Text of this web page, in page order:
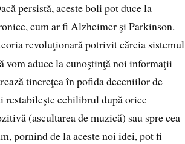
persistă, aceste boli pot duce la
cum ar fi Alzheimer şi Parkinson.
re­voluţionară potrivit căreia sistemul
vom aduce la cunoştinţă noi informaţii
tinereţea în pofida deceniilor de
restabileşte echilibrul după orice
(ascultarea de muzică) sau spre cea
pornind de la aceste noi idei, pot fi